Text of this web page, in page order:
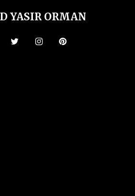
YASIR ORMAN